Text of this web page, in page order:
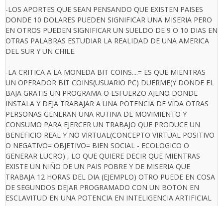
-LOS APORTES QUE SEAN PENSANDO QUE EXISTEN PAISES
DONDE 10 DOLARES PUEDEN SIGNIFICAR UNA MISERIA PERO
EN OTROS PUEDEN SIGNIFICAR UN SUELDO DE 9 O 10 DIAS EN
OTRAS PALABRAS ESTUDIAR LA REALIDAD DE UNA AMERICA
DEL SUR Y UN CHILE.
-LA CRITICA A LA MONEDA BIT COINS....= ES QUE MIENTRAS
UN OPERADOR BIT COINS(USUARIO PC) DUERME(Y DONDE EL
BAJA GRATIS UN PROGRAMA O ESFUERZO AJENO DONDE
INSTALA Y DEJA TRABAJAR A UNA POTENCIA DE VIDA OTRAS
PERSONAS GENERAN UNA RUTINA DE MOVIMIENTO Y
CONSUMO PARA EJERCER UN TRABAJO QUE PRODUCE UN
BENEFICIO REAL Y NO VIRTUAL(CONCEPTO VIRTUAL POSITIVO
O NEGATIVO= OBJETIVO= BIEN SOCIAL - ECOLOGICO O
GENERAR LUCRO) , LO QUE QUIERE DECIR QUE MIENTRAS
EXISTE UN NIÑO DE UN PAIS POBRE Y DE MISERIA QUE
TRABAJA 12 HORAS DEL DIA (EJEMPLO) OTRO PUEDE EN COSA
DE SEGUNDOS DEJAR PROGRAMADO CON UN BOTON EN
ESCLAVITUD EN UNA POTENCIA EN INTELIGENCIA ARTIFICIAL